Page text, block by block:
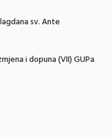
sv. Ante
i dopuna (VII) GUPa